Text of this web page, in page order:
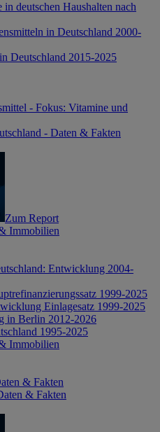
deutschen Haushalten nach
in Deutschland 2000-
Deutschland 2015-2025
- Fokus: Vitamine und
- Daten & Fakten
Zum Report
Immobilien
Entwicklung 2004-
1999-2025
Einlagesatz 1999-2025
in Berlin 2012-2026
1995-2025
Immobilien
& Fakten
& Fakten